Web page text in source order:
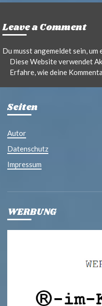
Leave a Comment
Du musstangemeldetsein, um
Diese Website verwendet
Erfahre, wie deine
Seiten
Autor
Datenschutz
Impressum
WERBUNG